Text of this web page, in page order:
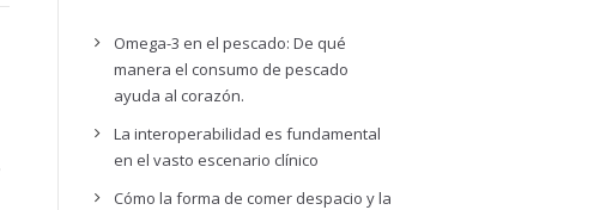
Omega-3 en el pescado: De qué
manera el consumo de pescado
ayuda al corazón.
La interoperabilidad es fundamental
en el vasto escenario clínico
Cómo la forma de comer despacio y la